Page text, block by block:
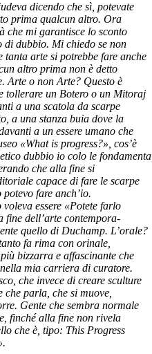
dicendo che sì, potevate
prima qualcun altro. Ora
che mi garantisce lo sconto
di dubbio. Mi chiedo se non
arte si potrebbe fare anche
altro prima non è detto
Arte o non Arte? Questo è
tollerare un Botero o un Mitoraj
a una scatola da scarpe
a una stanza buia dove la
a un essere umano che
«What is progress?», cos’è
dubbio io colo le fondamenta
che alla fine si
capace di fare le scarpe
fare anch’io.
essere «Potete farlo
dell’arte contempora-
quello di Duchamp. L’orale?
fa rima con orinale,
bizzarra e affascinante che
mia carriera di curatore.
che invece di creare sculture
che parla, che si muove,
Gente che sembra normale
finché alla fine non rivela
che è, tipo: This Progress